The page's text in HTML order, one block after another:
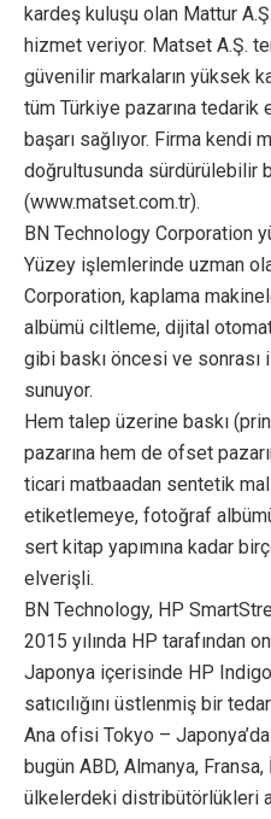
kardeş kuluşu olan Mattur
hizmet veriyor. Matset A.Ş.
güvenilir markaların yüksek
tüm Türkiye pazarına
başarı sağlıyor. Firma kendi
doğrultusunda sürdürülebilir
(www.matset.com.tr).
BN Technology Corporation
Yüzey işlemlerinde uzman
Corporation, kaplama
albümü ciltleme, dijital
gibi baskı öncesi ve
sunuyor.
Hem talep üzerine baskı
pazarına hem de ofset
ticari matbaadan sentetik
etiketlemeye, fotoğraf
sert kitap yapımına kadar
elverişli.
BN Technology, HP
2015 yılında HP tarafından
Japonya içerisinde HP
satıcılığını üstlenmiş bir
Ana ofisi Tokyo –
bugün ABD, Almanya,
ülkelerdeki distribütörlükleri